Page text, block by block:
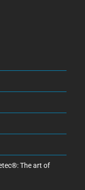
The art of